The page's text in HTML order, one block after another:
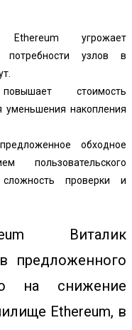
угрожает
потребности узлов в
стоимость
уменьшения накопления
обходное
пользовательского
проверки и
Виталик
предложенного
на снижение
Ethereum, в